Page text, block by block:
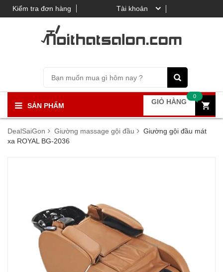
Tài khoản
Kiểm tra đơn hàng
SẢN PHẨM GIỎ HÀNG
0
DealSaiGon Giường massage gội đầu
Giường gội đầu mát
xa ROYAL BG-2036